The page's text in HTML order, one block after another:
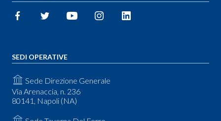
SEDI OPERATIVE
Sede Direzione Generale
Via Arenaccia, n. 236
80141, Napoli (NA)